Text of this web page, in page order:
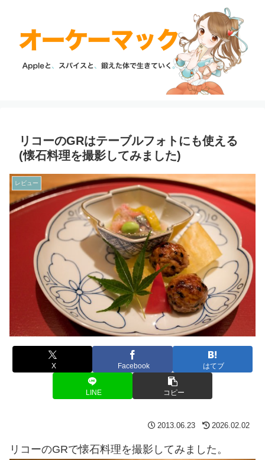
リコーのGRはテーブルフォトにも使える
(懐石料理を撮影してみました)
レビュー
X Facebook はてブ
LINE コピー
2013.06.23 2026.02.02
リコーのGRで懐石料理を撮影してみました。